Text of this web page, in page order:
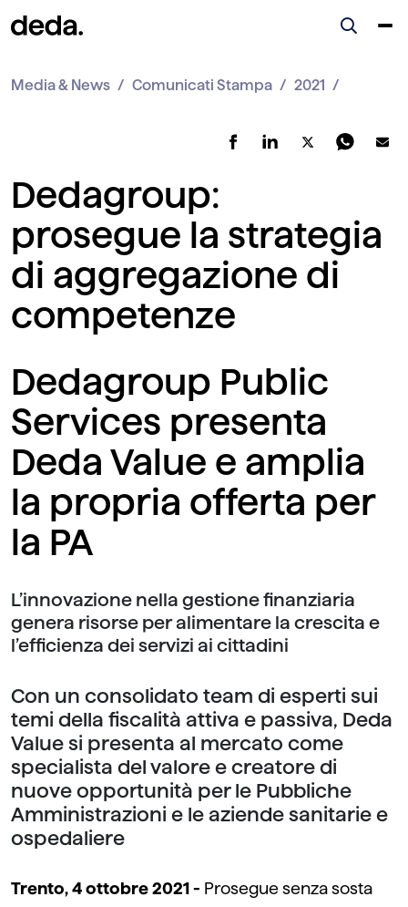
Media & News Comunicati Stampa 2021
Dedagroup:
prosegue la strategia
di aggregazione di
competenze
Dedagroup Public
Services presenta
Deda Value e amplia
la propria offerta per
la PA
L’innovazione nella gestione finanziaria
genera risorse per alimentare la crescita e
l’efficienza dei servizi ai cittadini
Con un consolidato team di esperti sui
temi della fiscalità attiva e passiva, Deda
Value si presenta al mercato come
specialista del valore e creatore di
nuove opportunità per le Pubbliche
Amministrazioni e le aziende sanitarie e
ospedaliere
Trento, 4 ottobre 2021 - Prosegue senza sosta